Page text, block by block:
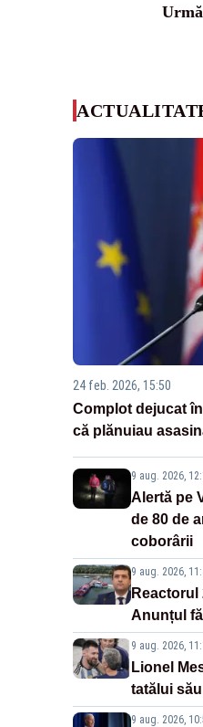
24 feb. 2026, 15:50
Complot dejucat
că plănuiau
9 aug. 2026,
Alertă pe
de 80 de
coborârii
9 aug. 2026,
Reactorul
Anunțul
9 aug. 2026,
Lionel
tatălui
9 aug. 2026,